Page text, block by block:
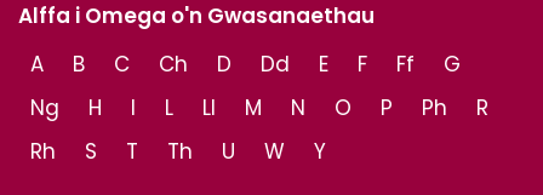
Alffa i Omega o'n Gwasanaethau
A
B C Ch D Dd E F Ff
G
Ng
H I L Ll M N O P Ph
R
Rh
S T Th U W Y